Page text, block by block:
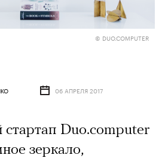
© DUO.COMPUTER
06 АПРЕЛЯ 2017
Duo.computer
зеркало,